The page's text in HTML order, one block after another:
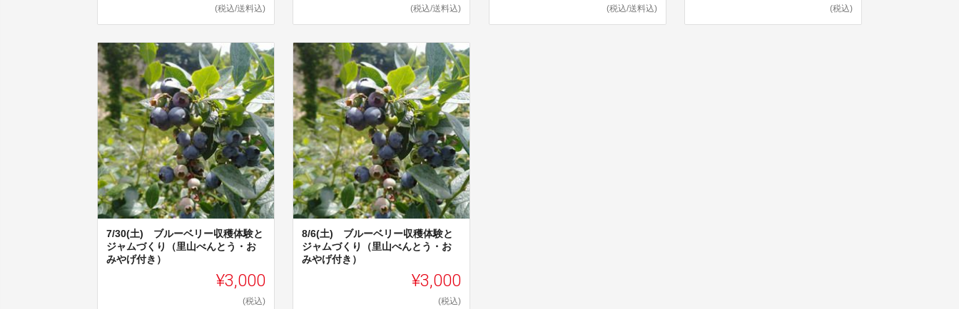
(税込/送料込) (税込/送料込) (税込/送料込) (税込)
7/30(土) ブルーベリー収穫体験と
ジャムづくり（里山べんとう・お
みやげ付き）
¥3,000
(税込)
8/6(土) ブルーベリー収穫体験と
ジャムづくり（里山べんとう・お
みやげ付き）
¥3,000
(税込)